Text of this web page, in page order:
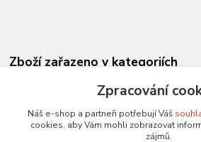
Zboží zařazeno v kategoriích
Novinky dle data přidání
Všechny modely
Modely 1:43
Zpracování
Náš e-shop a partneři potřebují Váš
cookies, aby Vám mohli zobrazovat
zájmů.